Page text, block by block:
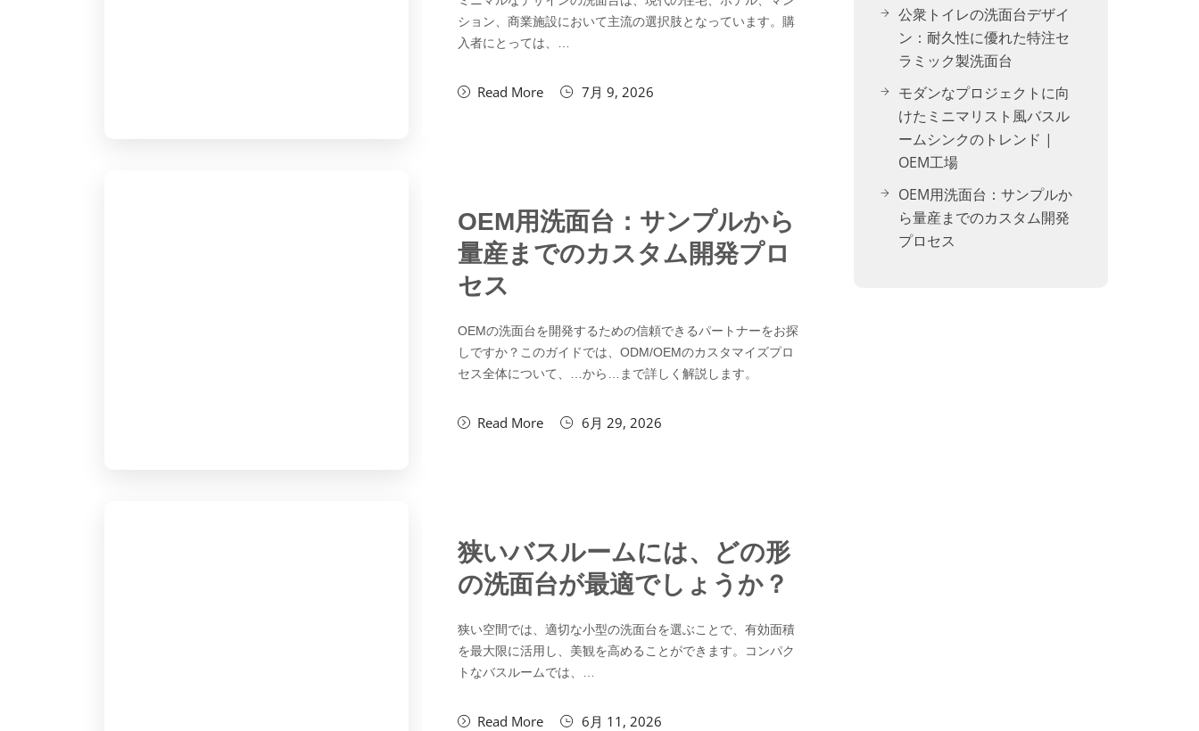
ション、商業施設において主流の選択肢となっています。購
入者にとっては、…
Read More 7月 9, 2026
OEM用洗面台：サンプルから
量産までのカスタム開発プロ
セス
OEMの洗面台を開発するための信頼できるパートナーをお探
しですか？このガイドでは、ODM/OEMのカスタマイズプロ
セス全体について、…から…まで詳しく解説します。
Read More 6月 29, 2026
狭いバスルームには、どの形
の洗面台が最適でしょうか？
狭い空間では、適切な小型の洗面台を選ぶことで、有効面積
を最大限に活用し、美観を高めることができます。コンパク
トなバスルームでは、…
Read More 6月 11, 2026
公衆トイレの洗面台デザイ
ン：耐久性に優れた特注セ
ラミック製洗面台
モダンなプロジェクトに向
けたミニマリスト風バスル
ームシンクのトレンド |
OEM工場
OEM用洗面台：サンプルか
ら量産までのカスタム開発
プロセス